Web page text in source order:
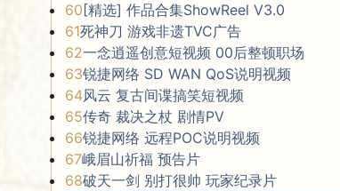
60 [精选] 作品合集ShowReel V3.0
61死神刀 游戏非遗TVC广告
62一念逍遥创意短视频 00后整顿职场
63锐捷网络 SD WAN QoS说明视频
64风云 复古间谍搞笑短视频
65传奇 裁决之杖 剧情PV
66锐捷网络 远程POC说明视频
67峨眉山祈福 预告片
68破天一剑 别打很帅 玩家纪录片